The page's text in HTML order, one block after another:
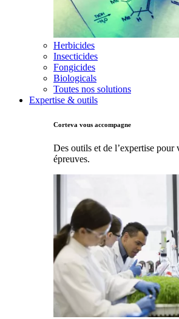
Herbicides
Insecticides
Fongicides
Biologicals
Toutes nos solutions
Expertise & outils
Corteva vous accompagne
Des outils et de l’expertise pour
épreuves.